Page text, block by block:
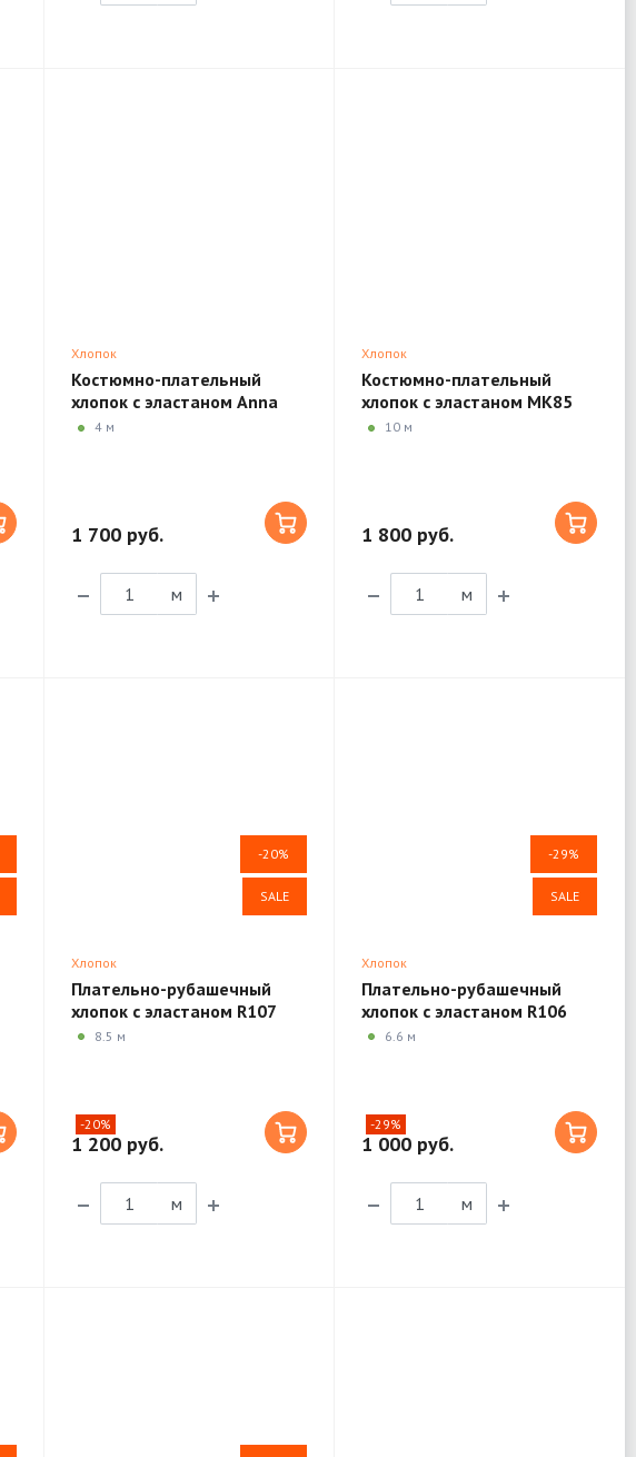
Хлопок
Костюмно-плательный
хлопок с эластаном Anna
Rachele 1TEX29
4 м
1 700 руб.
м
Хлопок
Костюмно-плательный
хлопок с эластаном MK85
10 м
1 800 руб.
м
-20%
SALE
Хлопок
Плательно-рубашечный
хлопок с эластаном R107
8.5 м
-20%
1 200 руб.
м
-29%
SALE
Хлопок
Плательно-рубашечный
хлопок с эластаном R106
6.6 м
-29%
1 000 руб.
м